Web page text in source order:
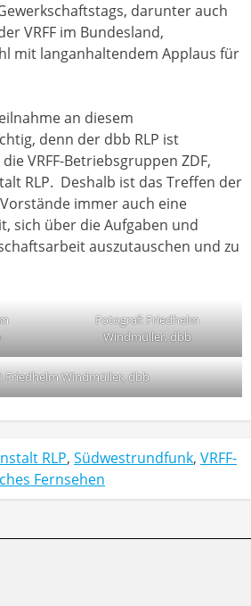
darunter auch
VRFF im Bundesland,
mit langanhaltendem Applaus für
an diesem
denn der dbb RLP ist
VRFF-Betriebsgruppen ZDF,
RLP. Deshalb ist das Treffen der
immer auch eine
sich über die Aufgaben und
auszutauschen und zu
Fotograf: Friedhelm
Windmüller, dbb
Friedhelm Windmüller, dbb
RLP, Südwestrundfunk, VRFF-
Fernsehen